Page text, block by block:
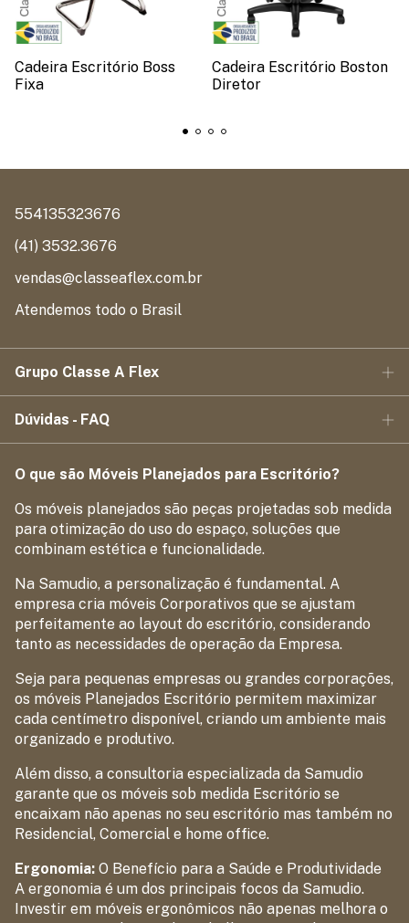
Cadeira Escritório Boss
Fixa
Cadeira Escritório Boston
Diretor
554135323676
(41) 3532.3676
vendas@classeaflex.com.br
Atendemos todo o Brasil
Grupo Classe A Flex
Dúvidas - FAQ
O que são Móveis Planejados para Escritório?
Os móveis planejados são peças projetadas sob medida
para otimização do uso do espaço, soluções que
combinam estética e funcionalidade.
Na Samudio, a personalização é fundamental. A
empresa cria móveis Corporativos que se ajustam
perfeitamente ao layout do escritório, considerando
tanto as necessidades de operação da Empresa.
Seja para pequenas empresas ou grandes corporações,
os móveis Planejados Escritório permitem maximizar
cada centímetro disponível, criando um ambiente mais
organizado e produtivo.
Além disso, a consultoria especializada da Samudio
garante que os móveis sob medida Escritório se
encaixam não apenas no seu escritório mas também no
Residencial, Comercial e home office.
Ergonomia: O Benefício para a Saúde e Produtividade
A ergonomia é um dos principais focos da Samudio.
Investir em móveis ergonômicos não apenas melhora o